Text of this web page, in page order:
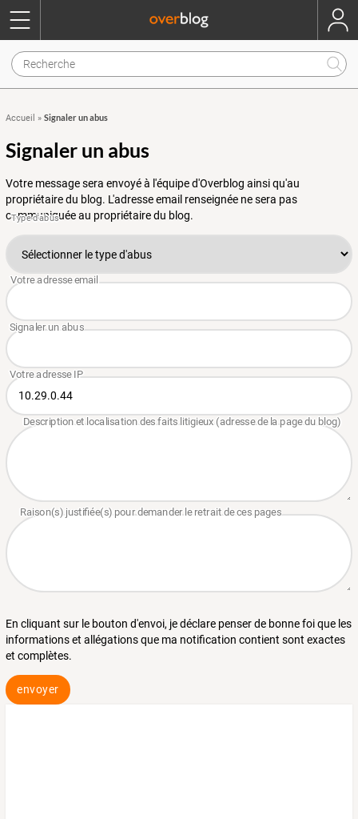
Accueil » Signaler un abus
Signaler un abus
Votre message sera envoyé à l'équipe d'Overblog ainsi qu'au
propriétaire du blog. L'adresse email renseignée ne sera pas
communiquée au propriétaire du blog.
En cliquant sur le bouton d'envoi, je déclare penser de bonne foi que les
informations et allégations que ma notification contient sont exactes
et complètes.
envoyer